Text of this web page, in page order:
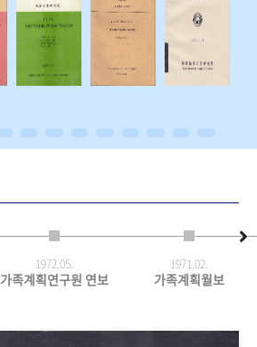
1972.05.
가족계획연구원 연보
1971.02.
가족계획월보